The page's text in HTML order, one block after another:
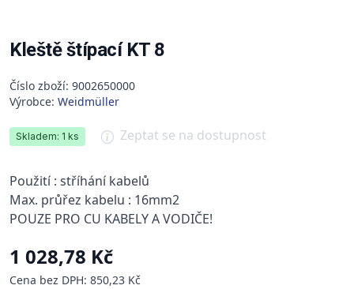
Kleště štípací KT 8
Číslo zboží: 9002650000
Výrobce: Weidmüller
Skladem: 1 ks Zeptat se na dostupnost
Použití : stříhání kabelů
Max. průřez kabelu : 16mm2
POUZE PRO CU KABELY A VODIČE!
1 028,78 Kč
Cena bez DPH: 850,23 Kč